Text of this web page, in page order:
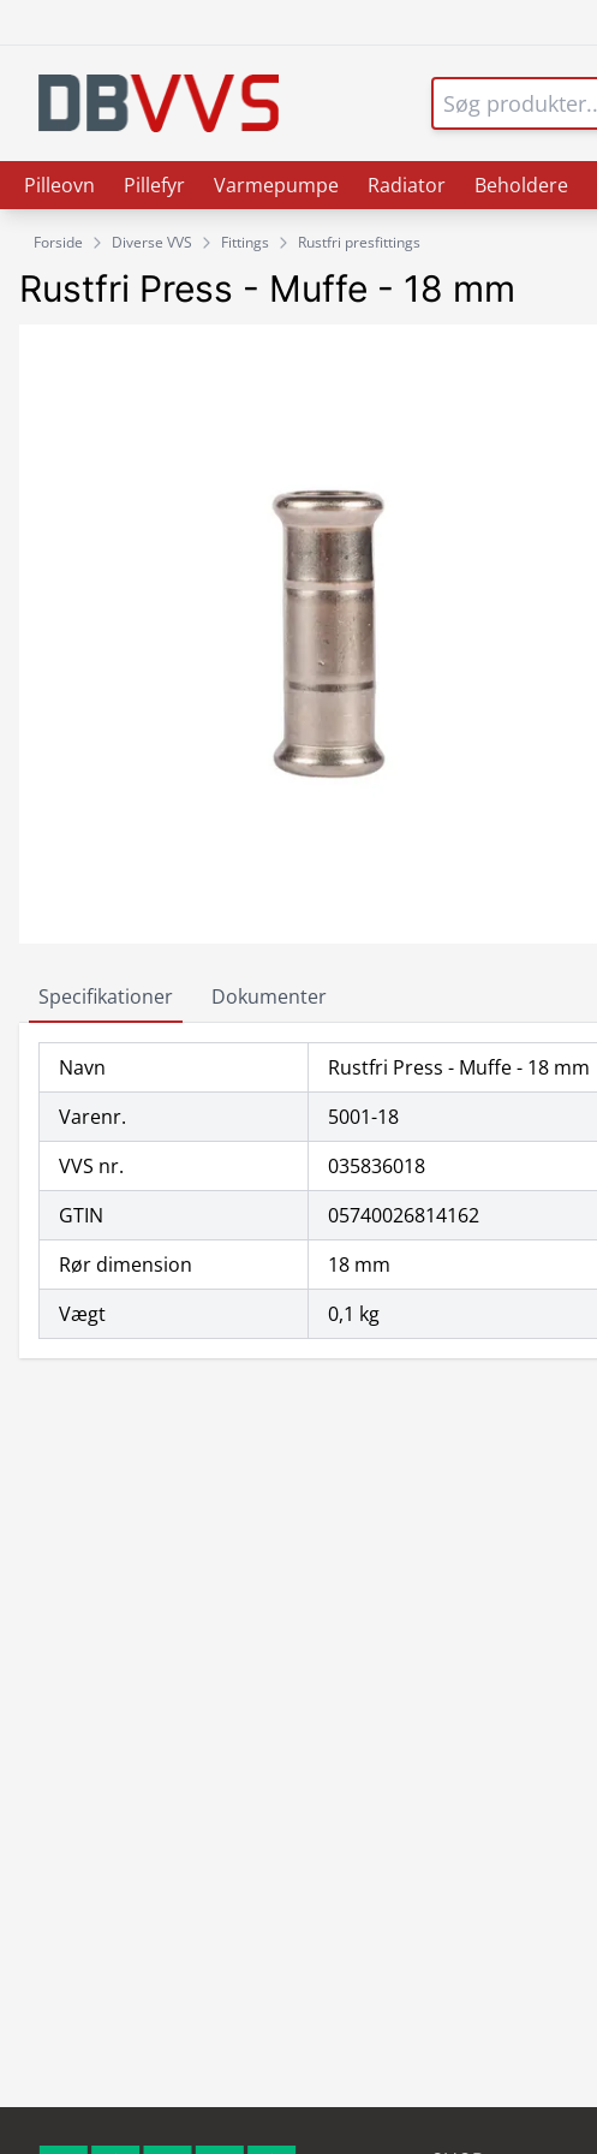
Pilleovn Pillefyr Varmepumpe Radiator Beholdere
Forside Diverse VVS Fittings Rustfri presfittings
Rustfri Press - Muffe - 18 mm
Specifikationer Dokumenter
Navn
Rustfri Press - Muffe - 18 mm
Varenr.
5001-18
VVS nr.
035836018
GTIN
05740026814162
Rør dimension
18 mm
Vægt
0,1 kg